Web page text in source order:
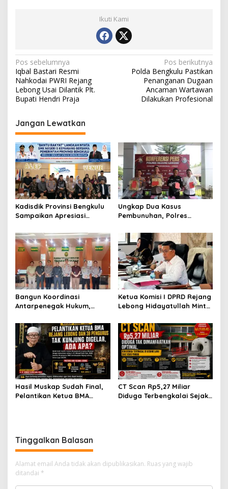
Ikuti Kami
Navigasi
pos
Pos sebelumnya
Iqbal Bastari Resmi
Nahkodai PWRI Rejang
Lebong Usai Dilantik Plt.
Bupati Hendri Praja
Pos berikutnya
Polda Bengkulu Pastikan
Penanganan Dugaan
Ancaman Wartawan
Dilakukan Profesional
Jangan Lewatkan
Kadisdik Provinsi Bengkulu
Sampaikan Apresiasi
Plt. Kepala SMKN 5
Kepahiang Bagikan 215
Sepatu Dan Baju Gratis
Ungkap Dua Kasus
Pembunuhan, Polres
Kronologi dan Motif Para
Tersangka
Bangun Koordinasi
Antarpenegak Hukum,
Silaturahmi ke PN Curup
Ketua Komisi I DPRD Rejang
Lebong Hidayatullah Minta
Pelantikan Pengurus BMA
Hasil Muskap Sudah Final,
Pelantikan Ketua BMA
CT Scan Rp5,27 Miliar
Diduga Terbengkalai Sejak
Tinggalkan Balasan
Alamat email Anda tidak akan dipublikasikan. Ruas yang wajib
ditandai *